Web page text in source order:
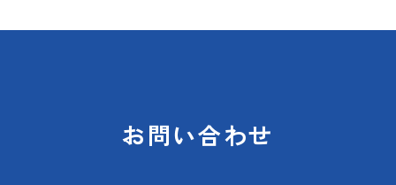
分析するため、あるいは個々のお客様に対し
ています。お問い合わせ